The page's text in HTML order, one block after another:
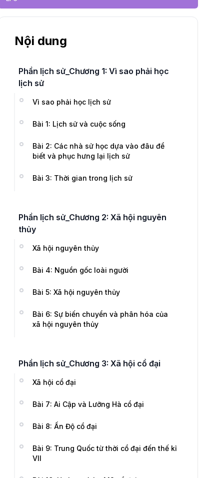
Nội dung
Phần lịch sử_Chương 1: Vì sao phải học
lịch sử
Vì sao phải học lịch sử
Bài 1: Lịch sử và cuộc sống
Bài 2: Các nhà sử học dựa vào đâu để
biết và phục hưng lại lịch sử
Bài 3: Thời gian trong lịch sử
Phần lịch sử_Chương 2: Xã hội nguyên
thủy
Xã hội nguyên thủy
Bài 4: Nguồn gốc loài người
Bài 5: Xã hội nguyên thủy
Bài 6: Sự biến chuyển và phân hóa của
xã hội nguyên thủy
Phần lịch sử_Chương 3: Xã hội cổ đại
Xã hội cổ đại
Bài 7: Ai Cập và Lưỡng Hà cổ đại
Bài 8: Ấn Độ cổ đại
Bài 9: Trung Quốc từ thời cổ đại đến thế kỉ
VII